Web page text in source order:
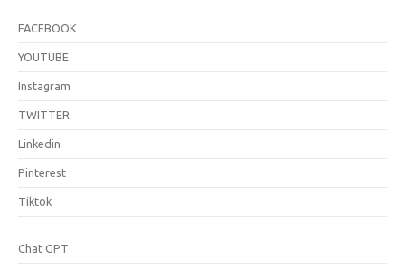
FACEBOOK
YOUTUBE
Instagram
TWITTER
Linkedin
Pinterest
Tiktok
Chat GPT